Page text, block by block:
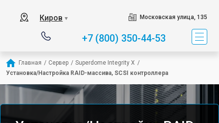
Киров ▼ Московская улица, 135
+7 (800) 350-44-53
Главная / Сервер / Superdome Integrity Х /
Установка/Настройка RAID-массива, SCSI контроллера